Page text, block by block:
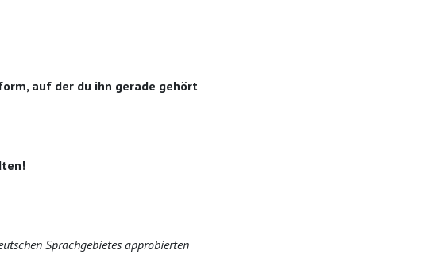
auf der du ihn gerade gehört
Sprachgebietes approbierten